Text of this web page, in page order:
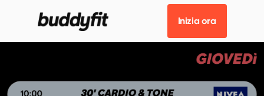
Inizia ora